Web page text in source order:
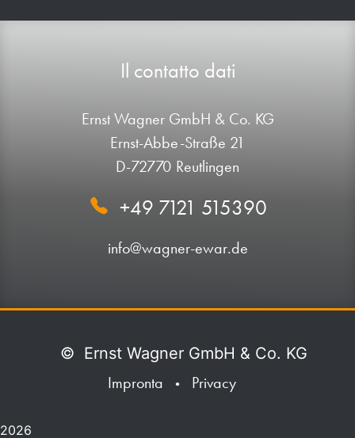
Il contatto dati
Ernst Wagner GmbH & Co. KG
Ernst-Abbe-Straße 21
D-72770 Reutlingen
+49 7121 515390
info@wagner-ewar.de
© Ernst Wagner GmbH & Co. KG
Impronta
• Privacy
2026